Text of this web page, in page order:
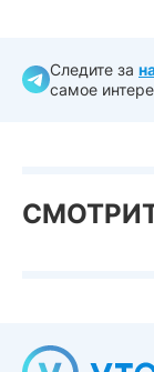
Следите за
самое